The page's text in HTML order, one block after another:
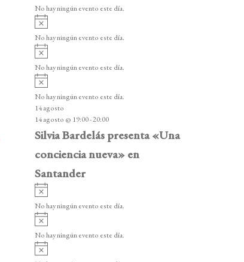
e
n
t
o
s
o
i
o
No hay ningún evento este día.
v
i
o
No hay ningún evento este día.
A
v
i
o
No hay ningún evento este día.
A
v
i
s
o
No hay ningún evento este día.
14 agosto
14 agosto @ 19:00-20:00
Silvia Bardelás presenta «Una
conciencia nueva» en
Santander
v
i
o
No hay ningún evento este día.
v
i
No hay ningún evento este día.
v